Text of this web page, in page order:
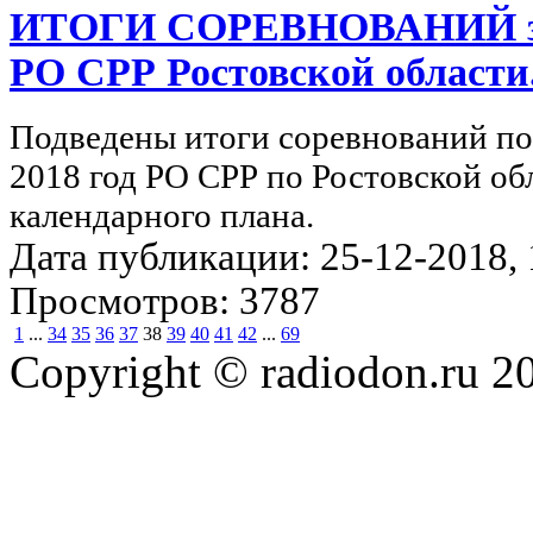
ИТОГИ СОРЕВНОВАНИЙ за
РО СРР Ростовской
Подведены итоги соревнований
2018 год РО СРР по Ростовской
календарного плана.
Дата публикации: 25-12-2018,
Просмотров: 3787
1 ... 34 35 36 37 38 39 40 41 42 ... 69
Copyright © radiodon.ru